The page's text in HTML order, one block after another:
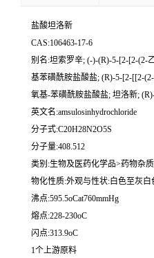
盐酸坦洛新
CAS:106463-17-6
别名:坦索罗辛; (-)-(R)-5-[2-[2-(2-
基苯磺酰胺盐酸盐; (R)-5-[2-[[2-
氧基-苯磺酰胺盐酸盐; 坦洛新;
英文名:amsulosinhydrochloride
分子式:C20H28N2O5S
分子量:408.512
类别:生物及医药化学品>药物杂
物化性质:外观与性状:白色至灰白
沸点:595.5oCat760mmHg
熔点:228-230oC
闪点:313.9oC
1个上游原料